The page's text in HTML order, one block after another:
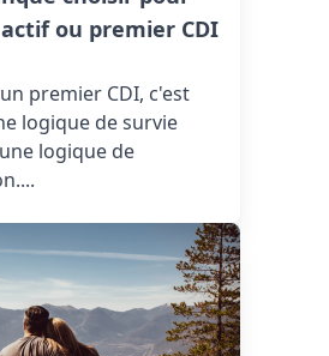
ou premier CDI
premier CDI, c'est
logique de survie
logique de